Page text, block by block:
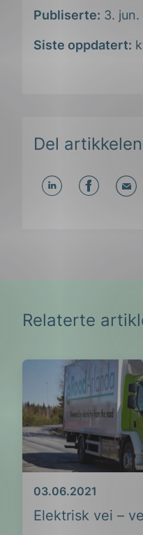
Publiserte: 3. jun.
Siste oppdatert:
Del
Relaterte
Elektrisk vei –
Dato
03.06.2021